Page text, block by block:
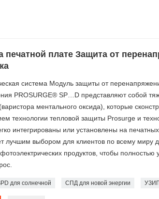
печатной плате Защита от
система Модуль защиты от
PROSURGE® SP…D представляют собой
ментального оксида), которые
технологии тепловой защиты Prosurge и
интегрированы или установлены на
лучшим выбором для клиентов по всему миру
продуктов, чтобы полностью
для солнечной СПД для новой энергии УЗИП